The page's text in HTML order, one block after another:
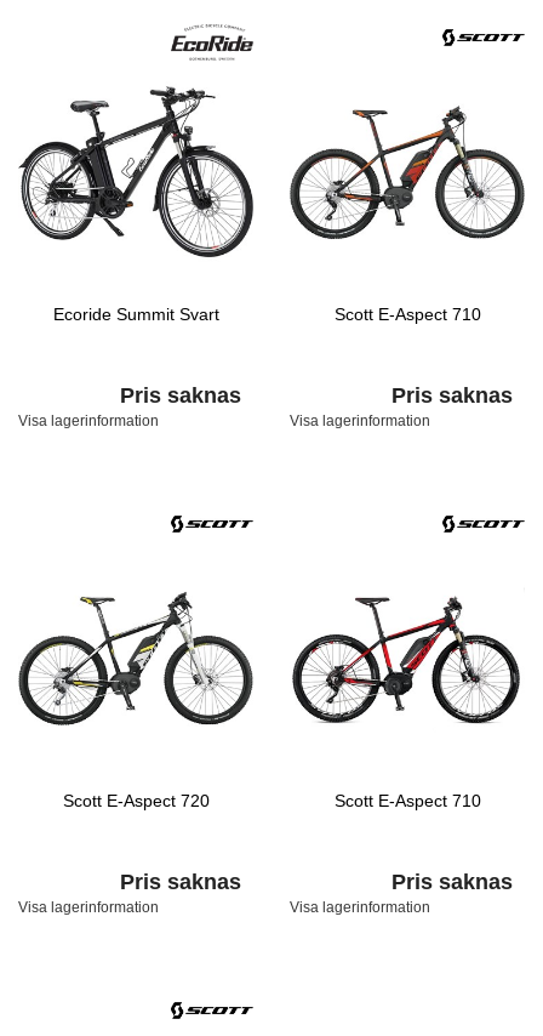
Ecoride Summit Svart
Pris saknas
Visa lagerinformation
Scott E-Aspect 710
Pris saknas
Visa lagerinformation
Scott E-Aspect 720
Pris saknas
Visa lagerinformation
Scott E-Aspect 710
Pris saknas
Visa lagerinformation